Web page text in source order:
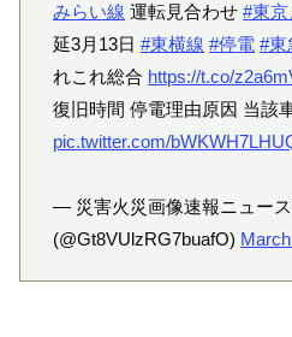
みらい線 運転見合わせ #東
延3月13日 #東横線 #停電 #東
れこれ総合 https://t.co/
復旧時間 停電理由原因 当該
pic.twitter.com/
— 災害火災画像速報ニュー
(@Gt8VUlzRG7buafO)